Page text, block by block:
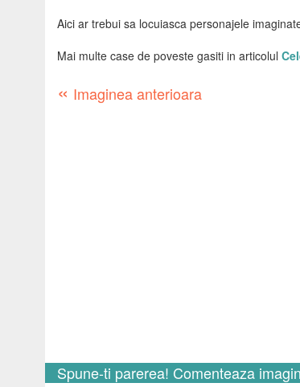
Aici ar trebui sa locuiasca personajele
Mai multe case de poveste gasiti in articolul
« Imaginea anterioara
Spune-ti parerea! Comenteaza